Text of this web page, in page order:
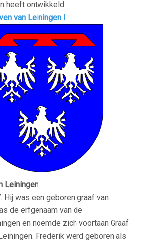
heeft ontwikkeld.
van Leiningen I
Leiningen
Hij was een geboren graaf van
de erfgenaam van de
en noemde zich voortaan Graaf
Frederik werd geboren als